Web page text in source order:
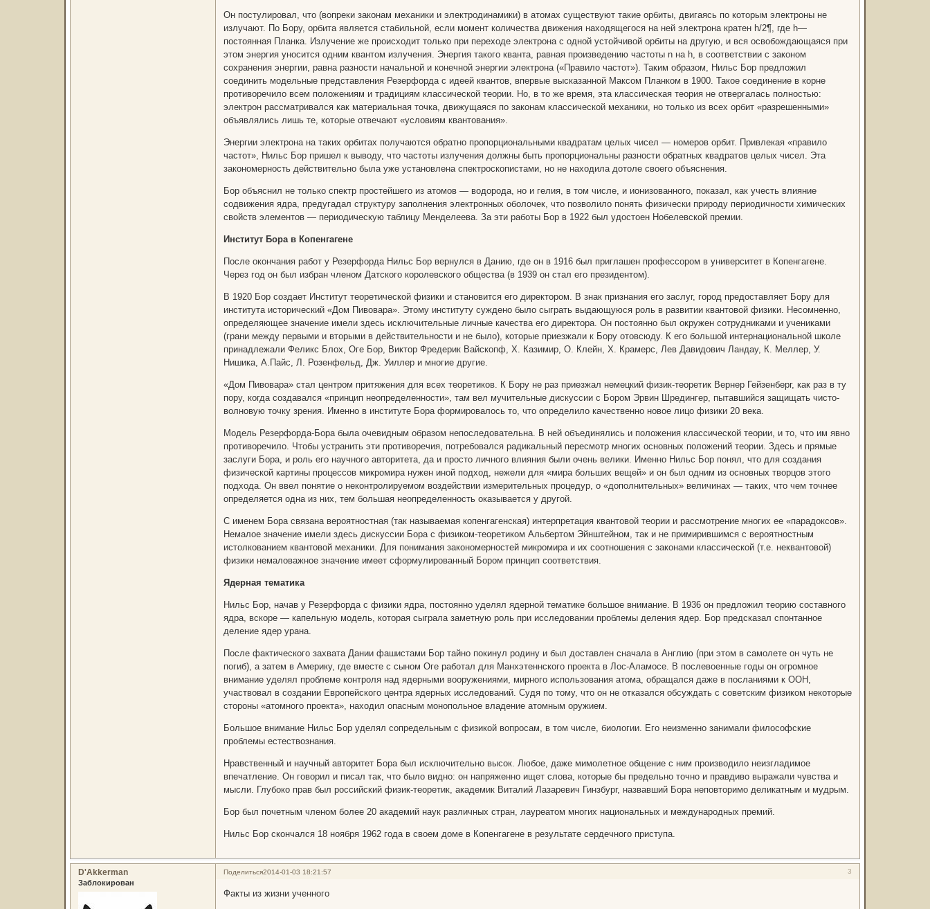
Он постулировал, что (вопреки законам механики и электродинамики) в атомах существуют такие орбиты, двигаясь по которым электроны не
излучают. По Бору, орбита является стабильной, если момент количества движения находящегося на ней электрона кратен h/2¶, где h—
постоянная Планка. Излучение же происходит только при переходе электрона с одной устойчивой орбиты на другую, и вся освобождающаяся при
этом энергия уносится одним квантом излучения. Энергия такого кванта, равная произведению частоты n на h, в соответствии с законом
сохранения энергии, равна разности начальной и конечной энергии электрона («Правило частот»). Таким образом, Нильс Бор предложил
соединить модельные представления Резерфорда с идеей квантов, впервые высказанной Максом Планком в 1900. Такое соединение в корне
противоречило всем положениям и традициям классической теории. Но, в то же время, эта классическая теория не отвергалась полностью:
электрон рассматривался как материальная точка, движущаяся по законам классической механики, но только из всех орбит «разрешенными»
объявлялись лишь те, которые отвечают «условиям квантования».
Энергии электрона на таких орбитах получаются обратно пропорциональными квадратам целых чисел — номеров орбит. Привлекая «правило
частот», Нильс Бор пришел к выводу, что частоты излучения должны быть пропорциональны разности обратных квадратов целых чисел. Эта
закономерность действительно была уже установлена спектроскопистами, но не находила дотоле своего объяснения.
Бор объяснил не только спектр простейшего из атомов — водорода, но и гелия, в том числе, и ионизованного, показал, как учесть влияние
содвижения ядра, предугадал структуру заполнения электронных оболочек, что позволило понять физически природу периодичности химических
свойств элементов — периодическую таблицу Менделеева. За эти работы Бор в 1922 был удостоен Нобелевской премии.
Институт Бора в Копенгагене
После окончания работ у Резерфорда Нильс Бор вернулся в Данию, где он в 1916 был приглашен профессором в университет в Копенгагене.
Через год он был избран членом Датского королевского общества (в 1939 он стал его президентом).
В 1920 Бор создает Институт теоретической физики и становится его директором. В знак признания его заслуг, город предоставляет Бору для
института исторический «Дом Пивовара». Этому институту суждено было сыграть выдающуюся роль в развитии квантовой физики. Несомненно,
определяющее значение имели здесь исключительные личные качества его директора. Он постоянно был окружен сотрудниками и учениками
(грани между первыми и вторыми в действительности и не было), которые приезжали к Бору отовсюду. К его большой интернациональной школе
принадлежали Феликс Блох, Оге Бор, Виктор Фредерик Вайскопф, X. Казимир, О. Клейн, X. Крамерс, Лев Давидович Ландау, К. Меллер, У.
Нишика, А.Пайс, Л. Розенфельд, Дж. Уиллер и многие другие.
«Дом Пивовара» стал центром притяжения для всех теоретиков. К Бору не раз приезжал немецкий физик-теоретик Вернер Гейзенберг, как раз в ту
пору, когда создавался «принцип неопределенности», там вел мучительные дискуссии с Бором Эрвин Шредингер, пытавшийся защищать чисто-
волновую точку зрения. Именно в институте Бора формировалось то, что определило качественно новое лицо физики 20 века.
Модель Резерфорда-Бора была очевидным образом непоследовательна. В ней объединялись и положения классической теории, и то, что им явно
противоречило. Чтобы устранить эти противоречия, потребовался радикальный пересмотр многих основных положений теории. Здесь и прямые
заслуги Бора, и роль его научного авторитета, да и просто личного влияния были очень велики. Именно Нильс Бор понял, что для создания
физической картины процессов микромира нужен иной подход, нежели для «мира больших вещей» и он был одним из основных творцов этого
подхода. Он ввел понятие о неконтролируемом воздействии измерительных процедур, о «дополнительных» величинах — таких, что чем точнее
определяется одна из них, тем большая неопределенность оказывается у другой.
С именем Бора связана вероятностная (так называемая копенгагенская) интерпретация квантовой теории и рассмотрение многих ее «парадоксов».
Немалое значение имели здесь дискуссии Бора с физиком-теоретиком Альбертом Эйнштейном, так и не примирившимся с вероятностным
истолкованием квантовой механики. Для понимания закономерностей микромира и их соотношения с законами классической (т.е. неквантовой)
физики немаловажное значение имеет сформулированный Бором принцип соответствия.
Ядерная тематика
Нильс Бор, начав у Резерфорда с физики ядра, постоянно уделял ядерной тематике большое внимание. В 1936 он предложил теорию составного
ядра, вскоре — капельную модель, которая сыграла заметную роль при исследовании проблемы деления ядер. Бор предсказал спонтанное
деление ядер урана.
После фактического захвата Дании фашистами Бор тайно покинул родину и был доставлен сначала в Англию (при этом в самолете он чуть не
погиб), а затем в Америку, где вместе с сыном Оге работал для Манхэтеннского проекта в Лос-Аламосе. В послевоенные годы он огромное
внимание уделял проблеме контроля над ядерными вооружениями, мирного использования атома, обращался даже в посланиями к ООН,
участвовал в создании Европейского центра ядерных исследований. Судя по тому, что он не отказался обсуждать с советским физиком некоторые
стороны «атомного проекта», находил опасным монопольное владение атомным оружием.
Большое внимание Нильс Бор уделял сопредельным с физикой вопросам, в том числе, биологии. Его неизменно занимали философские
проблемы естествознания.
Нравственный и научный авторитет Бора был исключительно высок. Любое, даже мимолетное общение с ним производило неизгладимое
впечатление. Он говорил и писал так, что было видно: он напряженно ищет слова, которые бы предельно точно и правдиво выражали чувства и
мысли. Глубоко прав был российский физик-теоретик, академик Виталий Лазаревич Гинзбург, назвавший Бора неповторимо деликатным и мудрым.
Бор был почетным членом более 20 академий наук различных стран, лауреатом многих национальных и международных премий.
Нильс Бор скончался 18 ноября 1962 года в своем доме в Копенгагене в результате сердечного приступа.
Поделиться 3
2014-01-03 18:21:57
D'Akkerman
Заблокирован
Факты из жизни ученного